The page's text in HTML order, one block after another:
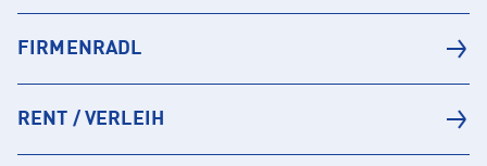
FIRMENRADL
RENT / VERLEIH